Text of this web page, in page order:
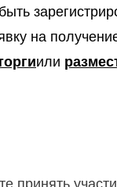
на
или